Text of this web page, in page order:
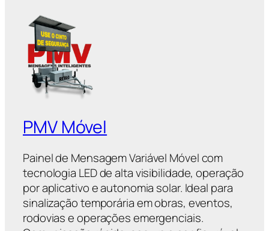
PMV Móvel
Painel de Mensagem Variável Móvel com
tecnologia LED de alta visibilidade, operação
por aplicativo e autonomia solar. Ideal para
sinalização temporária em obras, eventos,
rodovias e operações emergenciais.